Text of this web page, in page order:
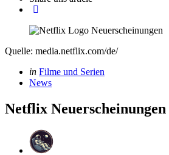
Quelle: media.netflix.com/de/
Categories
Posted
in
in Filme und Serien
News
Netflix